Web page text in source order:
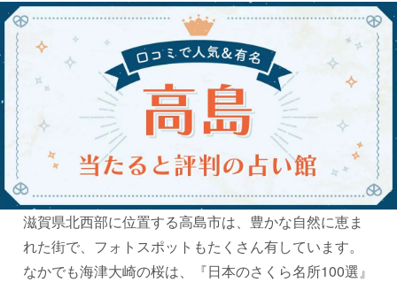
滋賀県北西部に位置する高島市は、豊かな自然に恵ま
れた街で、フォトスポットもたくさん有しています。
なかでも海津大崎の桜は、『日本のさくら名所100選』